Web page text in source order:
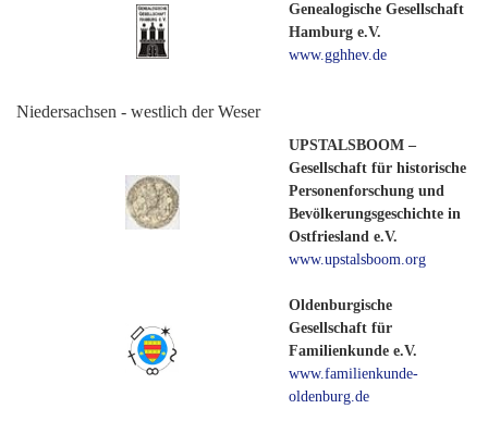
Genealogische Gesellschaft
Hamburg e.V.
www.gghhev.de
Niedersachsen - westlich der Weser
UPSTALSBOOM –
Gesellschaft für historische
Personenforschung und
Bevölkerungsgeschichte in
Ostfriesland e.V.
www.upstalsboom.org
Oldenburgische
Gesellschaft für
Familienkunde e.V.
www.familienkunde-
oldenburg.de